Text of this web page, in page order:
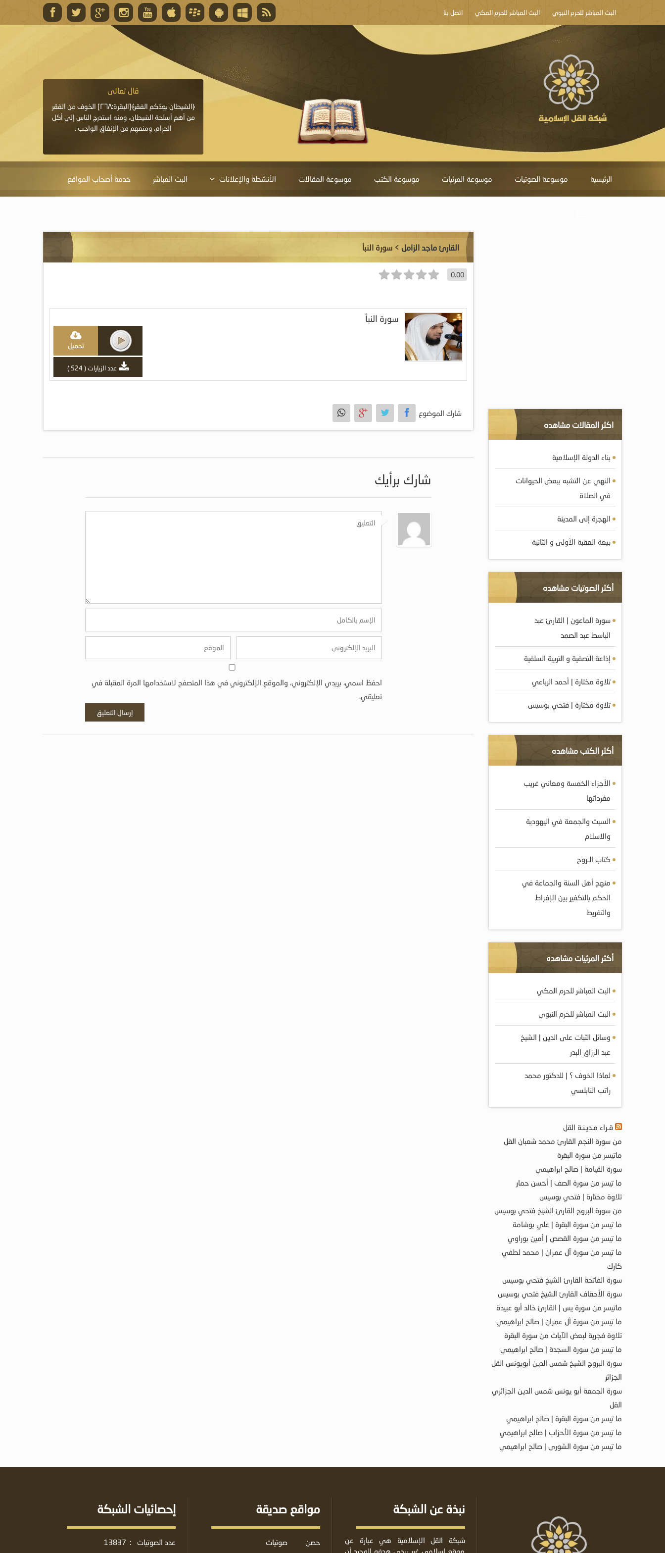
البث المباشر للحرم النبوي البث المباشر للحرم المكي اتصل بنا
قال تعالى
المغفرة لأنها أغلى جائزة، وهي مفتاح باب العطايا التي
قال تعالى
﴿الشيطان يعِدُكم الفقر﴾[البقرة:٢٦٨] الخوف من الفقر
من أهم أسلحة الشيطان، ومنه استدرج الناس إلى أكل
الحرام، ومنعهم من الإنفاق الواجب .
الرئيسية موسوعة الصوتيات موسوعة المرئيات موسوعة الكتب موسوعة المقالات الأنشطة والإعلانات البث المباشر خدمة أصحاب المواقع
القارئ ماجد الزامل > سورة النبأ
0.00
سورة النبأ
تحميل
عدد الزيارات ( 524 )
شارك الموضوع
شارك برأيك
احفظ اسمي، بريدي الإلكتروني، والموقع الإلكتروني في هذا المتصفح لاستخدامها المرة المقبلة في
تعليقي.
اكثر المقالات مشاهده
بناء الدولة الإسلامية
النهي عن التشبه ببعض الحيوانات
في الصلاة
الهجرة إلى المدينة
بيعة العقبة الأولى و الثانية
أكثر الصوتيات مشاهده
سورة الماعون | القارئ عبد
الباسط عبد الصمد
إذاعة التصفية و التربية السلفية
تلاوة مختارة | أحمد الرباعي
تلاوة مختارة | فتحي بوسيس
أكثر الكتب مشاهده
الأجزاء الخمسة ومعاني غريب
مفرداتها
السبت والجمعة في اليهودية
والاسلام
كتاب الـروح
منهج أهل السنة والجماعة في
الحكم بالتكفير بين الإفراط
والتفريط
أكثر المرئيات مشاهده
البث المباشر للحرم المكي
البث المباشر للحرم النبوي
وسائل الثبات على الدين | الشيخ
عبد الرزاق البدر
لماذا الخوف ؟ | للدكتور محمد
راتب النابلسي
قـراء مـديـنـة القل
من سورة النجم القارئ محمد شعبان القل
ماتيسر من سورة البقرة
سورة القيامة | صالح ابراهيمي
ما تيسر من سورة الصف | أحسن حمار
تلاوة مختارة | فتحي بوسيس
من سورة البروج القارئ الشيخ فتحي بوسيس
ما تيسر من سورة البقرة | علي بوشامة
ما تيسر من سورة القصص | أمين بوراوي
ما تيسر من سورة آل عمران | محمد لطفي
كارك
سورة الفاتحة القارئ الشيخ فتحي بوسيس
سورة الأحقاف القارئ الشيخ فتحي بوسيس
ماتيسر من سورة يس | القارئ خالد أبو عبيدة
ما تيسر من سورة آل عمران | صالح ابراهيمي
تلاوة فجرية لبعض الآيات من سورة البقرة
ما تيسر من سورة السجدة | صالح ابراهيمي
سورة البروج الشيخ شمس الدين أبويونس القل
الجزائر
سورة الجمعة أبو يونس شمس الدين الجزائري
القل
ما تيسر من سورة البقرة | صالح ابراهيمي
ما تيسر من سورة الأحزاب | صالح ابراهيمي
ما تيسر من سورة الشورى | صالح ابراهيمي
نبذة عن الشبكة
شبكة القل الإسلامية هي عبارة عن
موقع إسلامي غير ربحي هدفه الوحيد أن
مواقع صديقة
حصن
صوتيات
إحصائيات الشبكة
عدد الصوتيات :
13837